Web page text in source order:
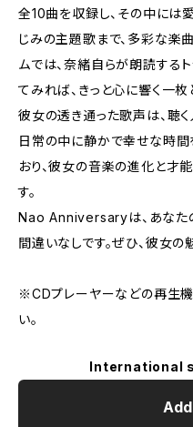
全10曲を収録し、その中には
じみの主題歌まで、多彩な楽
ムでは、奈緒自らが朗読する
てみれば、きっと心に響く一枚
彼女の透き通った歌声は、聴
日常の中に静かで幸せな時間
おり、彼女の音楽の進化と才
す。
Nao Anniversaryは、あなた
間違いなしです。ぜひ、彼女の
※CDプレーヤーなどの再生機
い。
International